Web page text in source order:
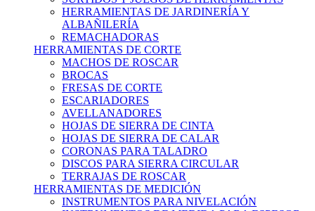
HERRAMIENTAS DE JARDINERÍA Y
ALBAÑILERÍA
REMACHADORAS
HERRAMIENTAS DE CORTE
MACHOS DE ROSCAR
BROCAS
FRESAS DE CORTE
ESCARIADORES
AVELLANADORES
HOJAS DE SIERRA DE CINTA
HOJAS DE SIERRA DE CALAR
CORONAS PARA TALADRO
DISCOS PARA SIERRA CIRCULAR
TERRAJAS DE ROSCAR
HERRAMIENTAS DE MEDICIÓN
INSTRUMENTOS PARA NIVELACIÓN